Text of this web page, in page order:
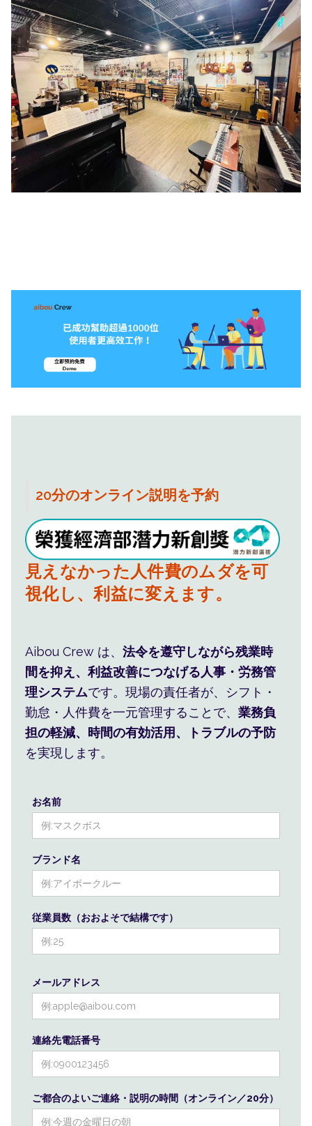
20分のオンライン説明を予約
人事管理を仕組みに任せ、現場
の手間と不安を減らします。
見えなかった人件費のムダを可
視化し、利益に変えます。
め、現場の判断を楽にします。
Aibou Crew は、 法令を遵守しながら残業時
間を抑え、利益改善につなげる人事・労務管
理システムです。現場の責任者が、シフト・
勤怠・人件費を一元管理することで、 業務負
担の軽減、時間の有効活用、トラブルの予防
を実現します。
お名前
ブランド名
従業員数（おおよそで結構です）
メールアドレス
連絡先電話番号
ご都合のよいご連絡・説明の時間（オンライン／20分）